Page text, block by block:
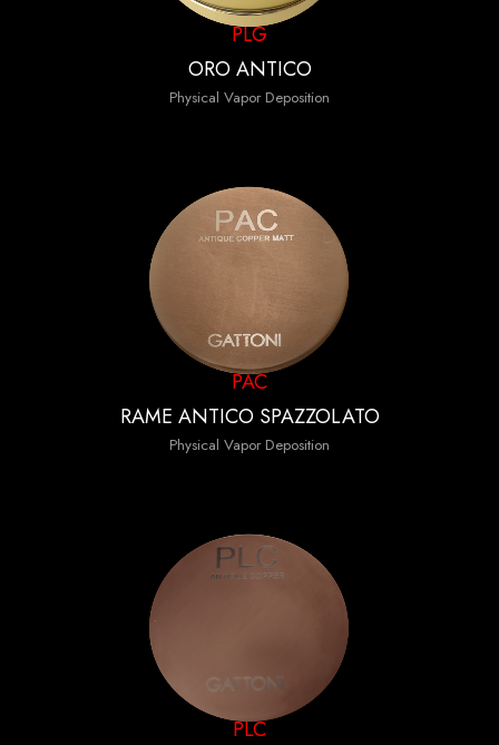
PLG
ORO ANTICO
Physical Vapor Deposition
PAC
RAME ANTICO SPAZZOLATO
Physical Vapor Deposition
PLC